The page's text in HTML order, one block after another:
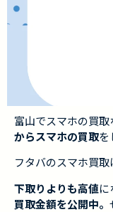
富山でスマホの買取
からスマホの買取を
フタバのスマホ買取
下取りよりも高値に
買取金額を公開中。